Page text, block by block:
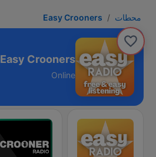
محطات Easy Crooners
Easy Crooners
Online